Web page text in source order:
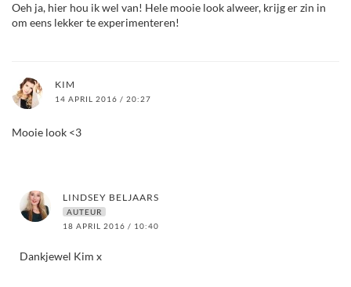
Oeh ja, hier hou ik wel van! Hele mooie look alweer, krijg er zin in
om eens lekker te experimenteren!
KIM
14 APRIL 2016 / 20:27
Mooie look <3
LINDSEY BELJAARS
AUTEUR
18 APRIL 2016 / 10:40
Dankjewel Kim x